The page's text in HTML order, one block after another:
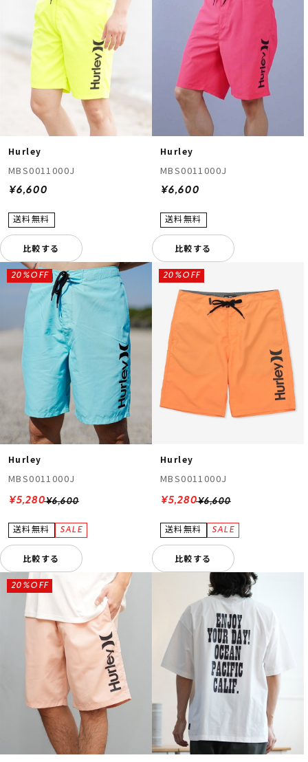
Hurley
MBS0011000J
¥6,600
比較する
Hurley
MBS0011000J
¥6,600
比較する
Hurley
MBS0011000J
¥6,600
20%OFF
¥5,280
比較する
Hurley
MBS0011000J
¥6,600
20%OFF
¥5,280
比較する
20%OFF